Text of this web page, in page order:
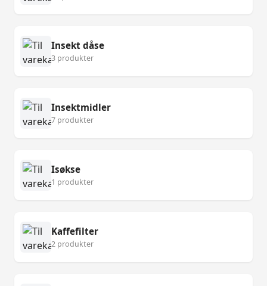
Insekt dåse
3 produkter
Insektmidler
7 produkter
Isøkse
1 produkter
Kaffefilter
2 produkter